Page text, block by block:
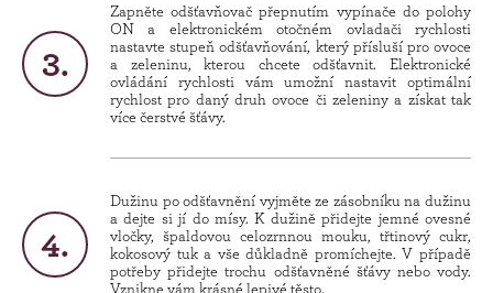
Zapněte odšťavňovač přepnutím vypínače do polohy
ON a elektronickém otočném ovladači rychlosti
nastavte stupeň odšťavňování, který přísluší pro ovoce
a zeleninu, kterou chcete odšťavnit. Elektronické
ovládání rychlosti vám umožní nastavit optimální
rychlost pro daný druh ovoce či zeleniny a získat tak
více čerstvé šťávy.
Dužinu po odšťavnění vyjměte ze zásobníku na dužinu
a dejte si jí do mísy. K dužině přidejte jemné ovesné
vločky, špaldovou celozrnnou mouku, třtinový cukr,
kokosový tuk a vše důkladně promíchejte. V případě
potřeby přidejte trochu odšťavněné šťávy nebo vody.
Vznikne vám krásné lepivé těsto.